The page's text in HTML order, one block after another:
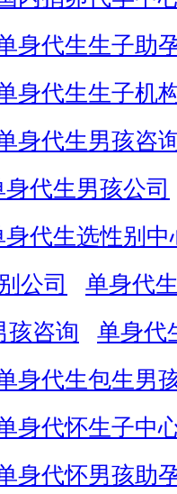
身代生生子助
身代生生子机
身代生男孩咨
身代生男孩公司
身代生选性别中
公司
单身代
孩咨询
单身代
身代生包生男
身代怀生子中
身代怀男孩助